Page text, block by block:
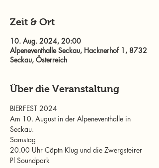
Zeit & Ort
10. Aug. 2024, 20:00
Alpeneventhalle Seckau, Hacknerhof 1, 8732
Seckau, Österreich
Über die Veranstaltung
BIERFEST 2024
Am 10. August in der Alpeneventhalle in
Seckau.
Samstag
20.00 Uhr Cäptn Klug und die Zwergsteirer
Pl Soundpark